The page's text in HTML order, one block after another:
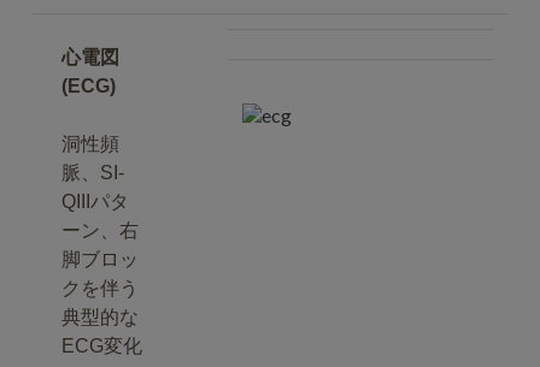
心電図
(ECG)
洞性頻
脈、SI-
QIIIパタ
ーン、右
脚ブロッ
クを伴う
典型的な
ECG変化